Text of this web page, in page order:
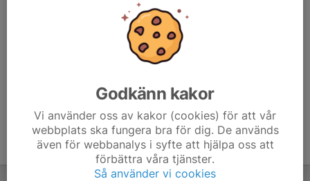
Godkänn kakor
Vi använder oss av kakor (cookies) för att vår
webbplats ska fungera bra för dig. De används
även för webbanalys i syfte att hjälpa oss att
förbättra våra tjänster.
Så använder vi cookies